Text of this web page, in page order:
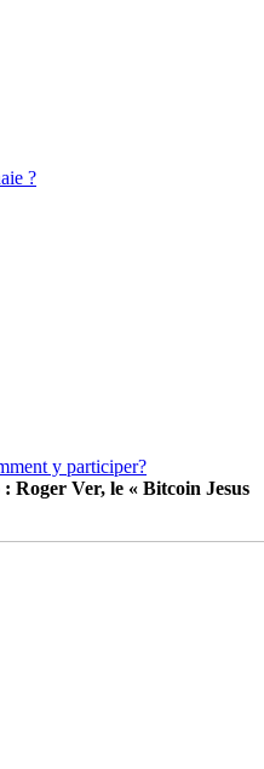
?
Roger Ver, le « Bitcoin Jesus